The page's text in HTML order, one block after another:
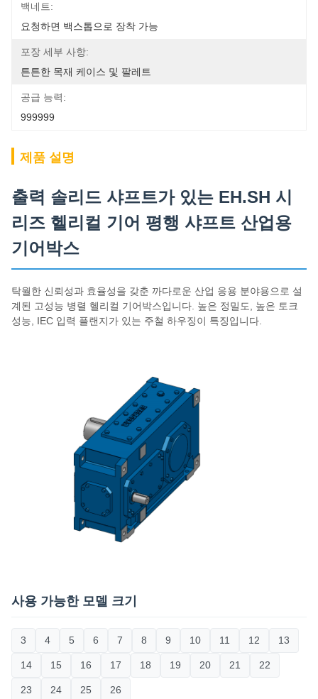
백네트:
요청하면 백스톱으로 장착 가능
포장 세부 사항:
튼튼한 목재 케이스 및 팔레트
공급 능력:
999999
제품 설명
출력 솔리드 샤프트가 있는 EH.SH 시
리즈 헬리컬 기어 평행 샤프트 산업용
기어박스
탁월한 신뢰성과 효율성을 갖춘 까다로운 산업 응용 분야용으로 설
계된 고성능 병렬 헬리컬 기어박스입니다. 높은 정밀도, 높은 토크
성능, IEC 입력 플랜지가 있는 주철 하우징이 특징입니다.
사용 가능한 모델 크기
3 4 5 6 7 8 9 10 11 12 13
14 15 16 17 18 19 20 21 22
23 24 25 26